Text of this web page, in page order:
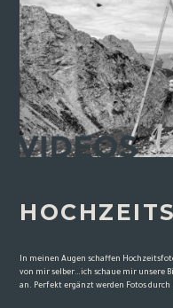
In meinen Augen schaffen
von mir selber…ich schaue mir unsere
an. Perfekt ergänzt werden Fotos durch